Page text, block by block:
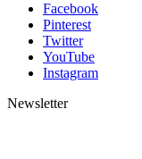
Facebook
Pinterest
Twitter
YouTube
Instagram
Newsletter